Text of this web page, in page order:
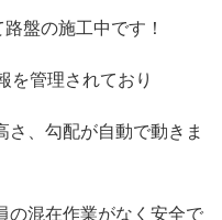
盤の施工中です！
を管理されており
さ、勾配が自動で動きま
の混在作業がなく安全で